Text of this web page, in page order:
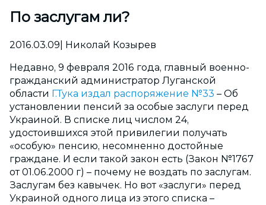
По заслугам ли?
2016.03.09| Николай Козырев
Недавно, 9 февраля 2016 года, главный военно-
гражданский администратор Луганской
области Г.Тука издал распоряжение №33 – Об
установлении пенсий за особые заслуги перед
Украиной. В списке лиц числом 24,
удостоившихся этой привилегии получать
«особую» пенсию, несомненно достойные
граждане. И если такой закон есть (Закон №1767
от 01.06.2000 г) – почему не воздать по заслугам.
Заслугам без кавычек. Но вот «заслуги» перед
Украиной одного лица из этого списка –